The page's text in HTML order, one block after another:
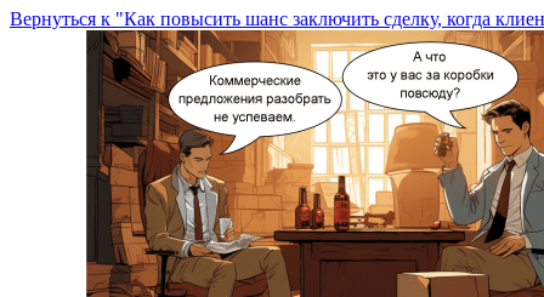
Вернуться к "Как повысить шанс заключить сделку, когда